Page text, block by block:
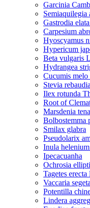
Garcinia
Gastrodia
Carpesium
Hyoscyamus
Hypericum
Beta vulgaris
Hydrangea
Cucumis melo
Stevia
Ilex rotunda
Root of
Marsdenia
Bolbostemma
Smilax glabra
Pseudolarix
Inula
Ipecacuanha
Ochrosia
Tagetes erecta
Vaccaria
Potentilla
Lindera